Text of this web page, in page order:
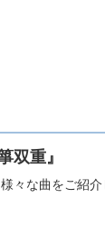
双重』
々な曲をご紹介